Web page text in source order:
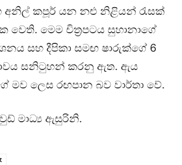
අනිල් කපූර් යන නළු නිළියන් රැසක්
වෙති. මෙම චිත්‍රපටය සුහානාගේ
සහ දීපිකා සමඟ ෂාරුක්ගේ 6
සනිටුහන් කරනු ඇත. ඇය
මව ලෙස රඟපාන බව වාර්තා වේ.
මාධ්‍ය ඇසුරිනි.